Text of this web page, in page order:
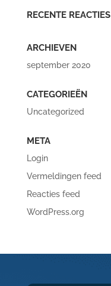
RECENTE REACTIES
ARCHIEVEN
september 2020
CATEGORIEËN
Uncategorized
META
Login
Vermeldingen feed
Reacties feed
WordPress.org